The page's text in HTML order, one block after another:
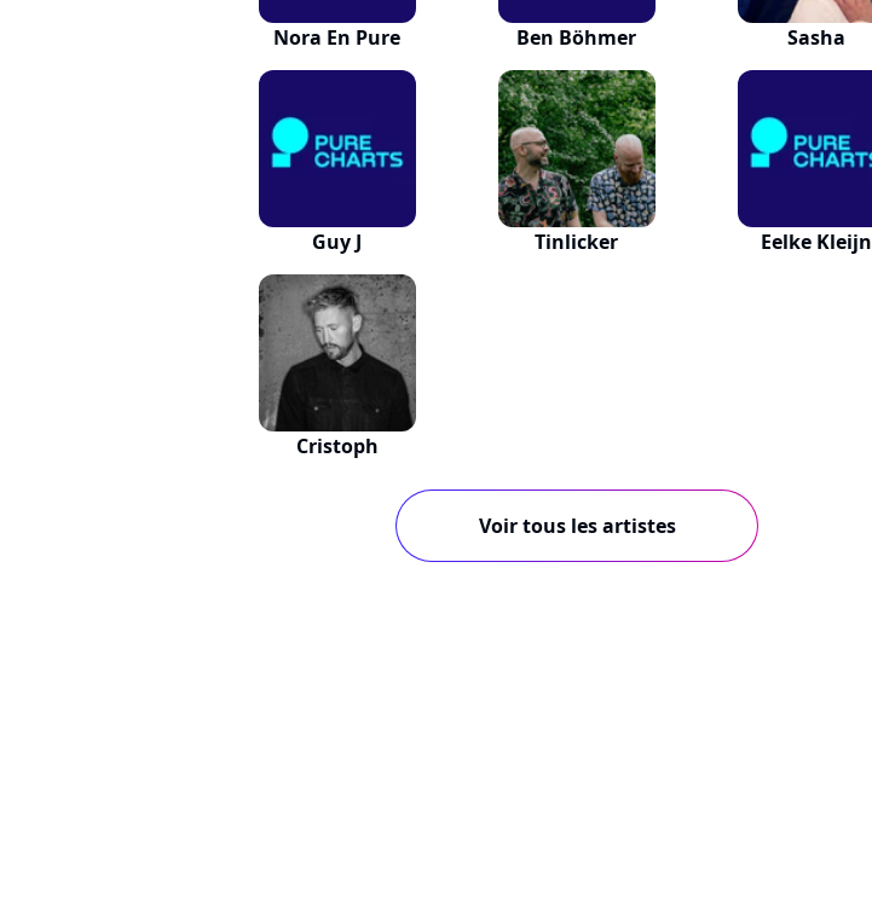
Nora En Pure Ben Böhmer Sasha
Guy J Tinlicker Eelke Kleijn
Cristoph
Voir tous les artistes